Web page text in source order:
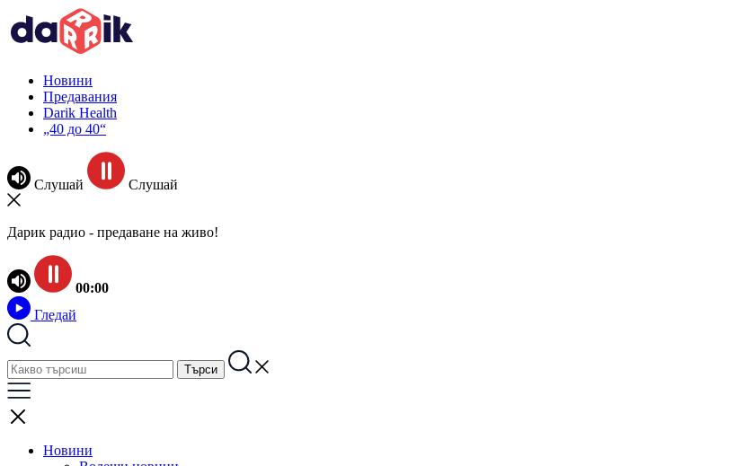
Новини
Предавания
Darik Health
„40 до 40“
Слушай Слушай
Дарик радио - предаване на живо!
00:00
Гледай
Новини